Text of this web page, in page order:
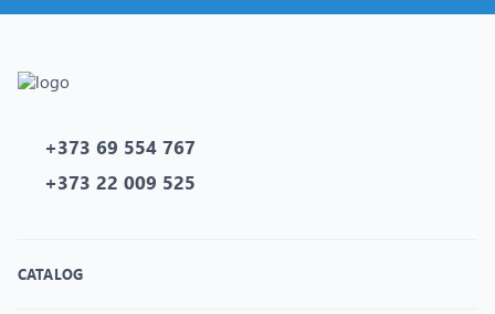
+373 69 554 767
+373 22 009 525
CATALOG